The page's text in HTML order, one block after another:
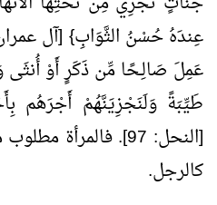
عَمِلَ صَالِـحًا مِّن ذَكَرٍ أَوْ
طَيِّبَةً وَلَنَجْزِيَنَّهُمْ أَجْرَهُم
[النحل: 97]. فالمرأة
كالرجل.